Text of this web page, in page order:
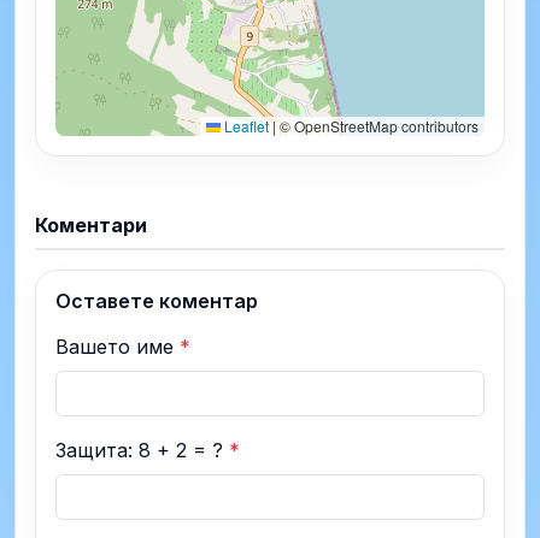
Leaflet|© OpenStreetMap contributors
Коментари
Оставете коментар
Вашето име *
Защита: 8 + 2 = ? *